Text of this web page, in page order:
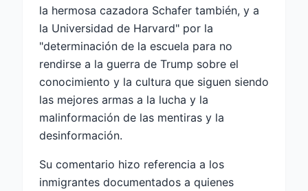
la hermosa cazadora Schafer también, y a
la Universidad de Harvard" por la
"determinación de la escuela para no
rendirse a la guerra de Trump sobre el
conocimiento y la cultura que siguen siendo
las mejores armas a la lucha y la
malinformación de las mentiras y la
desinformación.
Su comentario hizo referencia a los
inmigrantes documentados a quienes